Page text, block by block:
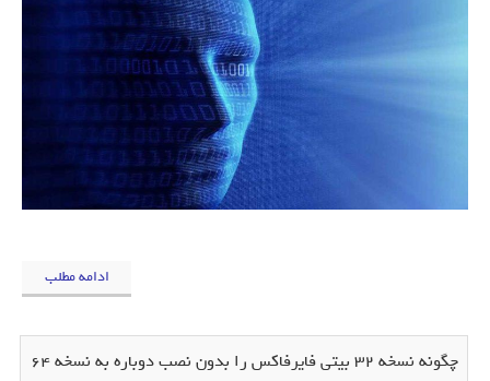
ادامه مطلب
چگونه نسخه 32 بیتی فایرفاکس را بدون نصب دوباره به نسخه 64